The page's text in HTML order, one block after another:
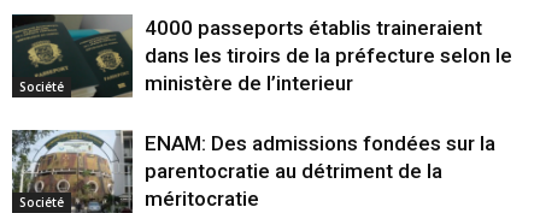
Société
4000 passeports établis traineraient
dans les tiroirs de la préfecture selon le
ministère de l’interieur
Société
ENAM: Des admissions fondées sur la
parentocratie au détriment de la
méritocratie